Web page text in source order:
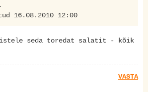
16.08.2010 12:00
seda toredat salatit - kõik
VASTA